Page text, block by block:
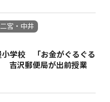
宮・中井
小学校 「お金がぐるぐる
沢郵便局が出前授業